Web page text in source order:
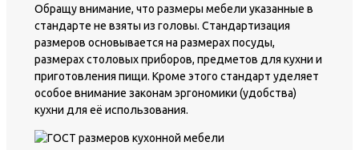
Обращу внимание, что размеры мебели указанные в
стандарте не взяты из головы. Стандартизация
размеров основывается на размерах посуды,
размерах столовых приборов, предметов для кухни и
приготовления пищи. Кроме этого стандарт уделяет
особое внимание законам эргономики (удобства)
кухни для её использования.